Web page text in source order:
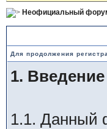
Неофициальный
Для продолжения
1.
1.1. Данный